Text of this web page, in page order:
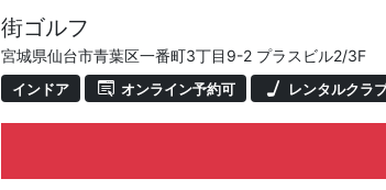
街ゴルフ
宮城県仙台市青葉区一番町3丁目9-2 プラスビル2/3F
インドア オンライン予約可 レンタルクラ